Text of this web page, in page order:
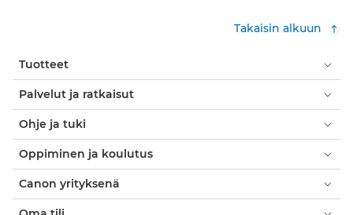
Takaisin alkuun
Tuotteet
Palvelut ja ratkaisut
Ohje ja tuki
Oppiminen ja koulutus
Canon yrityksenä